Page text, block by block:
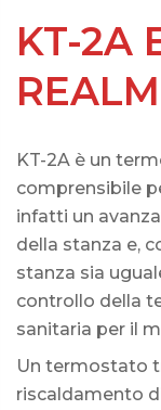
KT-2A
KT-2A è un
comprensibile
infatti un
della stanza e,
stanza sia
controllo della
sanitaria per il
Un termostato
riscaldamento